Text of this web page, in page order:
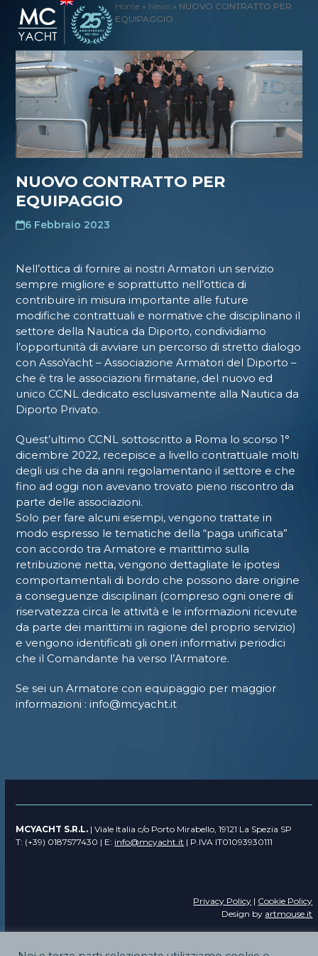
Skip
content
Open
menu
Close
menu
Home» News» NUOVO CONTRATTO PER
EQUIPAGGIO
NUOVO CONTRATTO PER
EQUIPAGGIO
6 Febbraio 2023
Nell’ottica di fornire ai nostri Armatori un servizio
sempre migliore e soprattutto nell’ottica di
contribuire in misura importante alle future
modifiche contrattuali e normative che disciplinano il
settore della Nautica da Diporto, condividiamo
l’opportunità di avviare un percorso di stretto dialogo
con AssoYacht – Associazione Armatori del Diporto –
che è tra le associazioni firmatarie, del nuovo ed
unico CCNL dedicato esclusivamente alla Nautica da
Diporto Privato.
Quest’ultimo CCNL sottoscritto a Roma lo scorso 1°
dicembre 2022, recepisce a livello contrattuale molti
degli usi che da anni regolamentano il settore e che
fino ad oggi non avevano trovato pieno riscontro da
parte delle associazioni.
Solo per fare alcuni esempi, vengono trattate in
modo espresso le tematiche della “paga unificata”
con accordo tra Armatore e marittimo sulla
retribuzione netta, vengono dettagliate le ipotesi
comportamentali di bordo che possono dare origine
a conseguenze disciplinari (compreso ogni onere di
riservatezza circa le attività e le informazioni ricevute
da parte dei marittimi in ragione del proprio servizio)
e vengono identificati gli oneri informativi periodici
che il Comandante ha verso l’Armatore.
Se sei un Armatore con equipaggio per maggior
informazioni : info@mcyacht.it
MCYACHT S.R.L. | Viale Italia c/o Porto Mirabello, 19121 La Spezia SP
T: (+39) 0187577430 | E: info@mcyacht.it | P.IVA IT01093930111
Privacy Policy | Cookie Policy
Design by artmouse.it